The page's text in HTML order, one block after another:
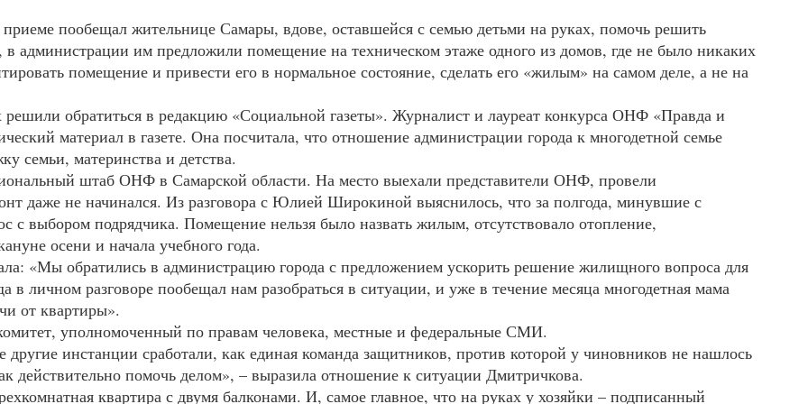
пообещал жительнице Самары, вдове, оставшейся с семью детьми на руках, помочь решить
администрации им предложили помещение на техническом этаже одного из домов, где не было никаких
помещение и привести его в нормальное состояние, сделать его «жилым» на самом деле, а не на
обратиться в редакцию «Социальной газеты». Журналист и лауреат конкурса ОНФ «Правда и
материал в газете. Она посчитала, что отношение администрации города к многодетной семье
семьи, материнства и детства.
штаб ОНФ в Самарской области. На место выехали представители ОНФ, провели
даже не начинался. Из разговора с Юлией Широкиной выяснилось, что за полгода, минувшие с
с выбором подрядчика. Помещение нельзя было назвать жилым, отсутствовало отопление,
осени и начала учебного года.
«Мы обратились в администрацию города с предложением ускорить решение жилищного вопроса для
в личном разговоре пообещал нам разобраться в ситуации, и уже в течение месяца многодетная мама
от квартиры».
уполномоченный по правам человека, местные и федеральные СМИ.
инстанции сработали, как единая команда защитников, против которой у чиновников не нашлось
действительно помочь делом», – выразила отношение к ситуации Дмитричкова.
квартира с двумя балконами. И, самое главное, что на руках у хозяйки – подписанный